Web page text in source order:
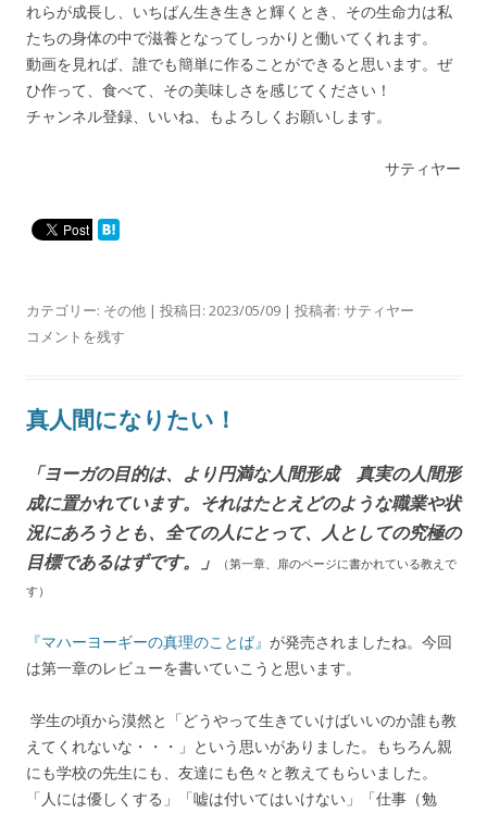
れらが成長し、いちばん生き生きと輝くとき、その生命力は私
たちの身体の中で滋養となってしっかりと働いてくれます。
動画を見れば、誰でも簡単に作ることができると思います。ぜ
ひ作って、食べて、その美味しさを感じてください！
チャンネル登録、いいね、もよろしくお願いします。
サティヤー
カテゴリー: その他 | 投稿日: 2023/05/09 | 投稿者: サティヤー
コメントを残す
真人間になりたい！
「ヨーガの目的は、より円満な人間形成 真実の人間形
成に置かれています。それはたとえどのような職業や状
況にあろうとも、全ての人にとって、人としての究極の
目標であるはずです。」
（第一章、扉のページに書かれている教えで
す）
『マハーヨーギーの真理のことば』 が発売されましたね。今回
は第一章のレビューを書いていこうと思います。
学生の頃から漠然と「どうやって生きていけばいいのか誰も教
えてくれないな・・・」という思いがありました。もちろん親
にも学校の先生にも、友達にも色々と教えてもらいました。
「人には優しくする」「嘘は付いてはいけない」「仕事（勉